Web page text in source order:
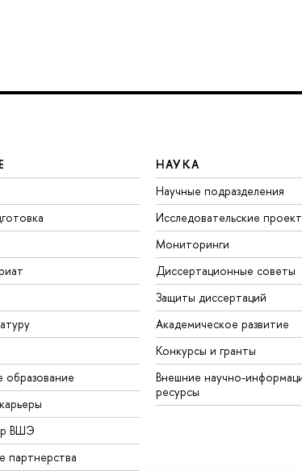
ВШЭ
партнерства
НАУКА
Научные подразделения
Исследовательские
Мониторинги
Диссертационные советы
Защиты диссертаций
Академическое развитие
Конкурсы и гранты
Внешние научно-
ресурсы